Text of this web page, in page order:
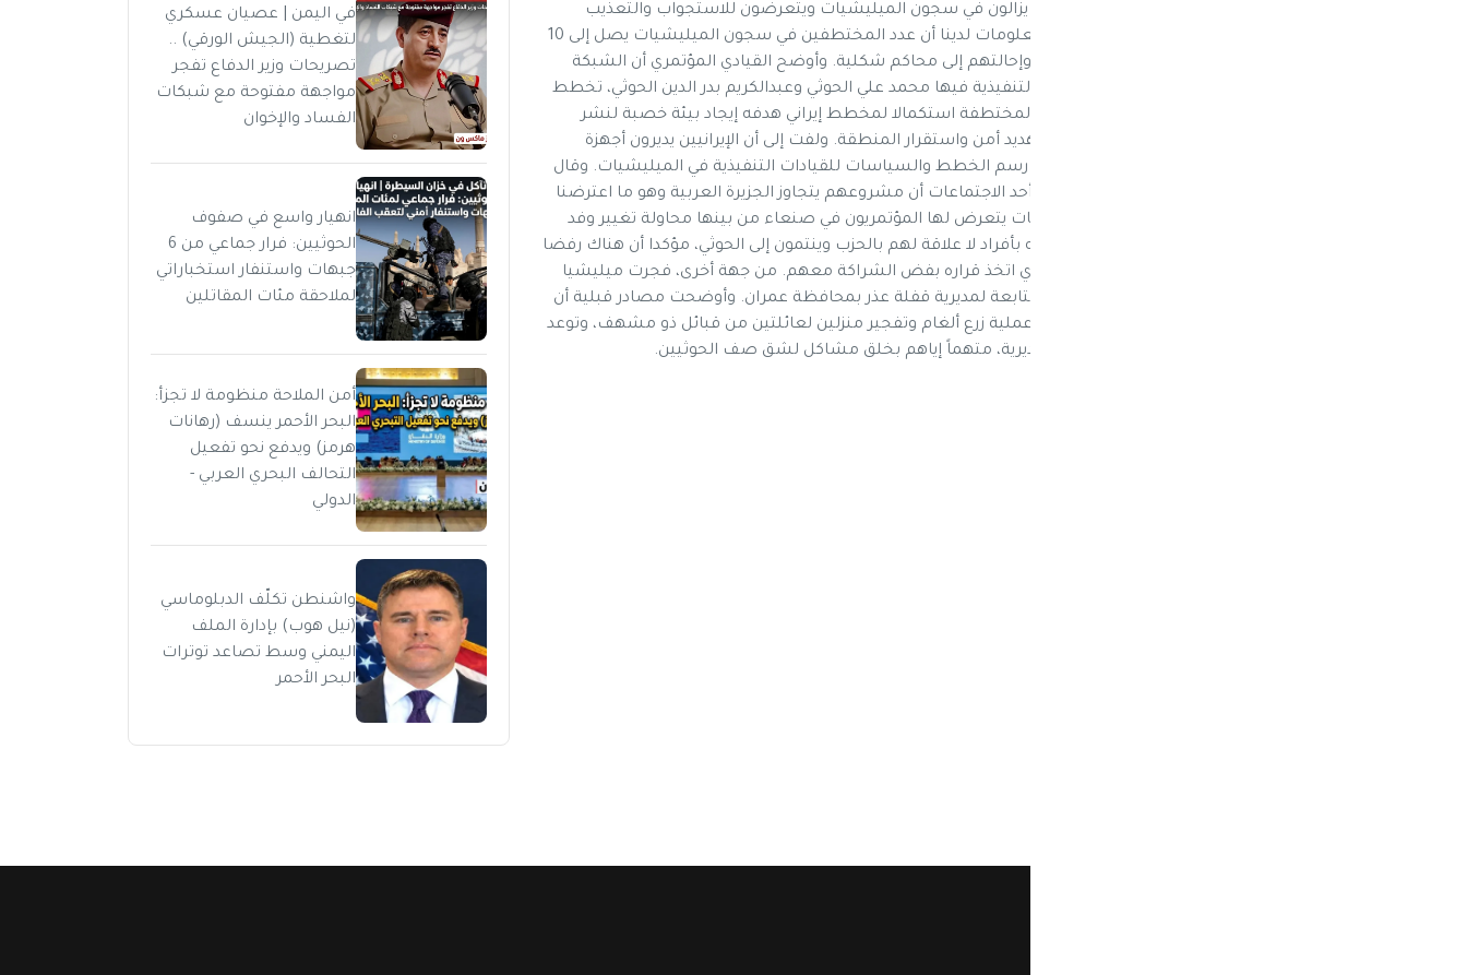
وأقارب الرئيس السابق علي عبدالله صالح لا يزالون في سجون الميليشيات ويتعرضون للاستجواب والتعذيب
اليومي على أيدي خبراء إيرانيين. وأضاف «المعلومات لدينا أن عدد المختطفين في سجون الميليشيات يصل إلى 10
آلاف مختطف بعضهم يتم تلفيق تهم لهم وإحالتهم إلى محاكم شكلية. وأوضح القيادي المؤتمري أن الشبكة
التي يرأسها خبراء إيرانيون ويتولى المناصب التنفيذية فيها محمد علي الحوثي وعبدالكريم بدر الدين الحوثي، تخطط
لتصفية كوادر حزب المؤتمر والكوادر الحزبية المختطفة استكمالا لمخطط إيراني هدفه إيجاد بيئة خصبة لنشر
الأفكار الطائفية في إطار مشروع الملالي لتهديد أمن واستقرار المنطقة. ولفت إلى أن الإيرانيين يديرون أجهزة
الاستخبارات ويشرفون على القضاء ويتولون رسم الخطط والسياسات للقيادات التنفيذية في الميليشيات. وقال
المدي إن الحوثيين أبلغونا بشكل مباشر في أحد الاجتماعات أن مشروعهم يتجاوز الجزيرة العربية وهو ما اعترضنا
عليه بشدة. وأفصح عن ضغوطات وممارسات يتعرض لها المؤتمريون في صنعاء من بينها محاولة تغيير وفد
المؤتمر في المشاورات السياسية واستبداله بأفراد لا علاقة لهم بالحزب وينتمون إلى الحوثي، مؤكدا أن هناك رفضا
مؤتمريا لتدخل الحوثيين في شؤون الحزب الذي اتخذ قراره بفض الشراكة معهم. من جهة أخرى، فجرت ميليشيا
الحوثي منازل مناوئين لها في منطقة كدنة التابعة لمديرية قفلة عذر بمحافظة عمران. وأوضحت مصادر قبلية أن
القاضي الحوثي منصور العرجلي، أشرف على عملية زرع ألغام وتفجير منزلين لعائلتين من قبائل ذو مشهف، وتوعد
بتفجير منازل قبائل آل الوروري في نفس المديرية، متهماً إياهم بخلق مشاكل لشق صف الحوثيين.
في اليمن | عصيان عسكري
لتغطية (الجيش الورقي) ..
تصريحات وزير الدفاع تفجر
مواجهة مفتوحة مع شبكات
الفساد والإخوان
انهيار واسع في صفوف
الحوثيين: فرار جماعي من 6
جبهات واستنفار استخباراتي
لملاحقة مئات المقاتلين
أمن الملاحة منظومة لا تجزأ:
البحر الأحمر ينسف (رهانات
هرمز) ويدفع نحو تفعيل
التحالف البحري العربي -
الدولي
واشنطن تكلّف الدبلوماسي
(نيل هوب) بإدارة الملف
اليمني وسط تصاعد توترات
البحر الأحمر